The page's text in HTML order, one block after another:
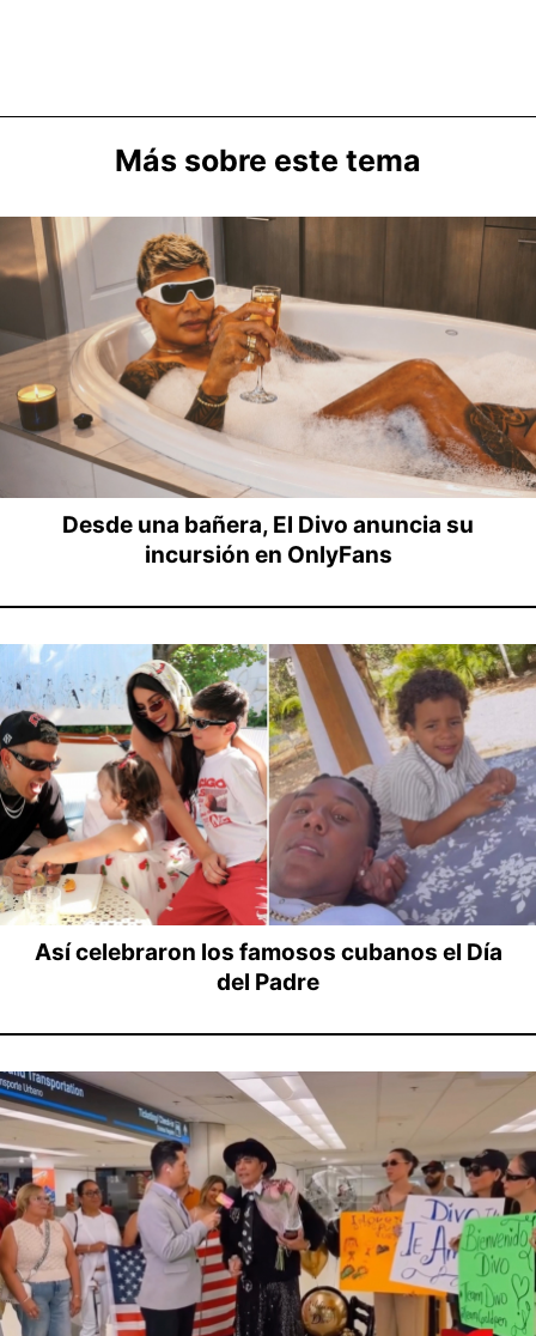
Más sobre este tema
Desde una bañera, El Divo anuncia su
incursión en OnlyFans
Así celebraron los famosos cubanos el Día
del Padre